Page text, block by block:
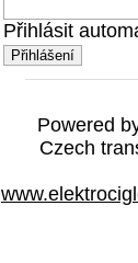
Přihlásit
Powered
Czech